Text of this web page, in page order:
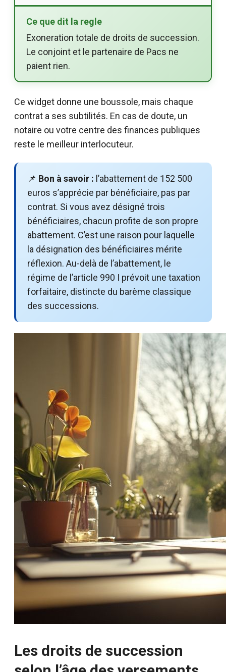
Ce que dit la regle
Exoneration totale de droits de succession.
Le conjoint et le partenaire de Pacs ne
paient rien.
Ce widget donne une boussole, mais chaque
contrat a ses subtilités. En cas de doute, un
notaire ou votre centre des finances publiques
reste le meilleur interlocuteur.
📌 Bon à savoir : l’abattement de 152 500
euros s’apprécie par bénéficiaire, pas par
contrat. Si vous avez désigné trois
bénéficiaires, chacun profite de son propre
abattement. C’est une raison pour laquelle
la désignation des bénéficiaires mérite
réflexion. Au-delà de l’abattement, le
régime de l’article 990 I prévoit une taxation
forfaitaire, distincte du barème classique
des successions.
Les droits de succession